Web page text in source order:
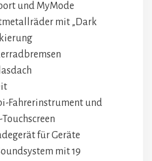
und MyMode
mit „Dark
Fahrerinstrument und
für Geräte
mit 19